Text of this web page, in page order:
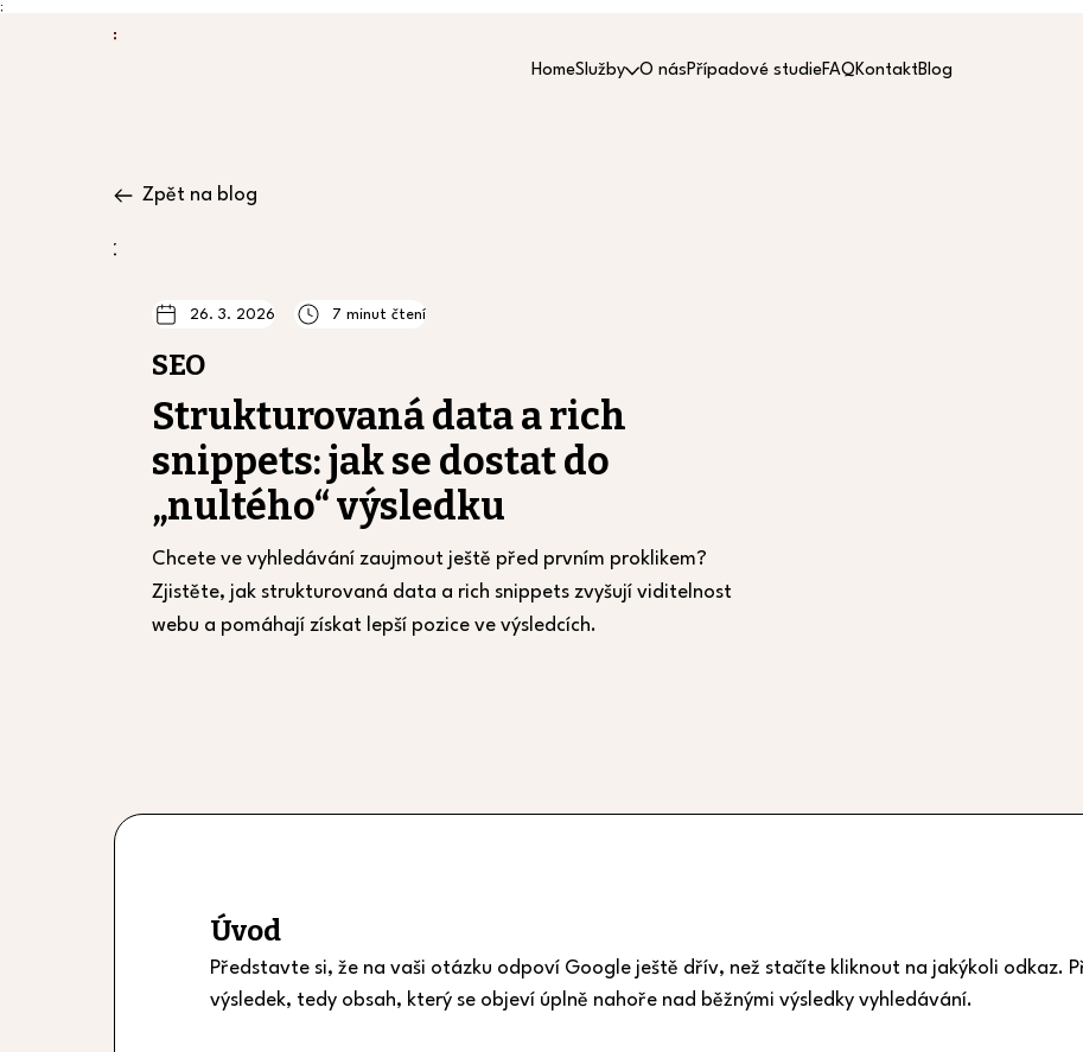
;
HomeSlužby O nás Případové studieFAQ KontaktBlog
Zpět na blog
26. 3. 2026 7 minut čtení
SEO
Strukturovaná data a rich
snippets: jak se dostat do
„nultého“ výsledku
Chcete ve vyhledávání zaujmout ještě před prvním proklikem?
Zjistěte, jak strukturovaná data a rich snippets zvyšují viditelnost
webu a pomáhají získat lepší pozice ve výsledcích.
Úvod
Představte si, že na vaši otázku odpoví Google ještě dřív, než stačíte kliknout na jakýkoli odkaz.
výsledek, tedy obsah, který se objeví úplně nahoře nad běžnými výsledky vyhledávání.